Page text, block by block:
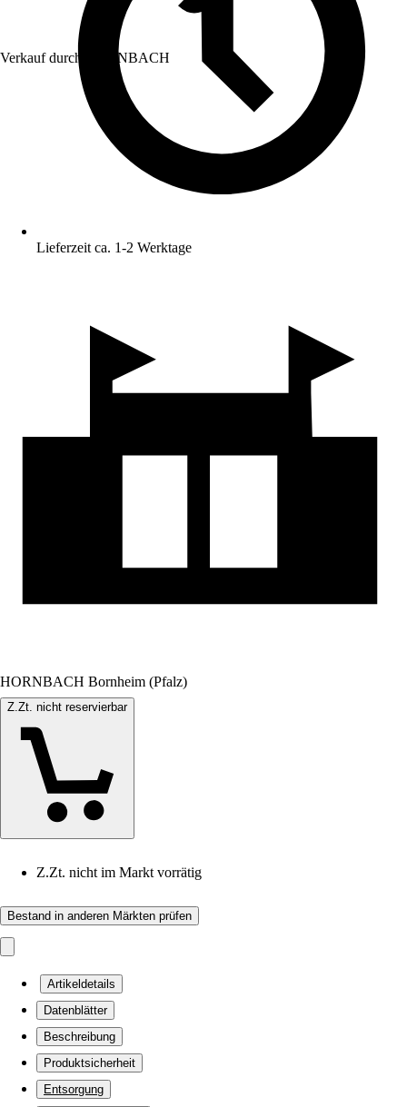
Verkauf durch: HORNBACH
Lieferzeit ca. 1-2 Werktage
HORNBACH Bornheim (Pfalz)
Z.Zt. nicht reservierbar
Z.Zt. nicht im Markt vorrätig
Bestand in anderen Märkten prüfen
Artikeldetails
Datenblätter
Beschreibung
Produktsicherheit
Entsorgung